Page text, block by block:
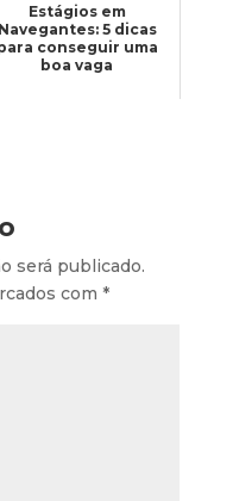
Estágios em
Navegantes: 5 dicas
conseguir uma
boa vaga
será publicado.
com *